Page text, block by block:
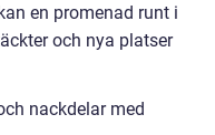
en promenad runt i
och nya platser
nackdelar med